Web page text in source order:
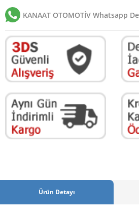
KANAAT OTOMOTİV Whatsapp
Ürün Detayı